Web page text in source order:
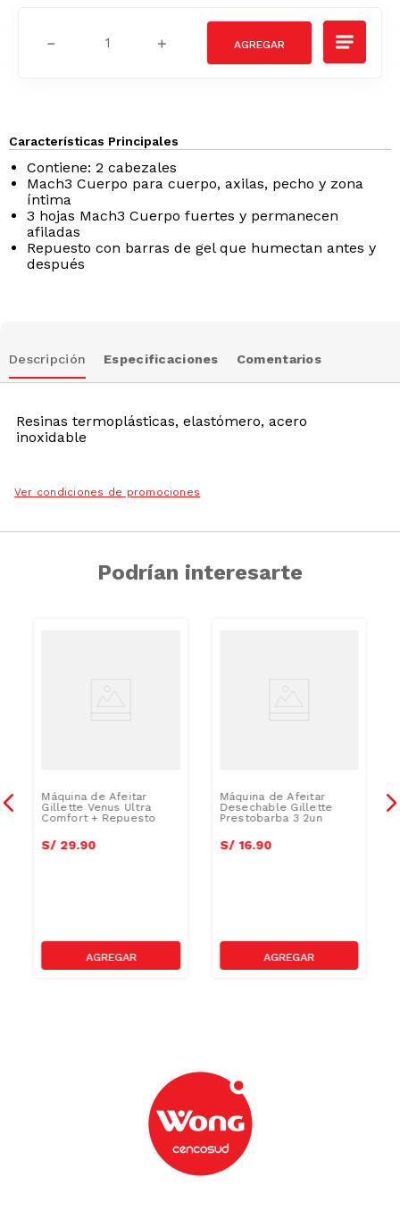
＋
－
Características Principales
Contiene: 2 cabezales
Mach3 Cuerpo para cuerpo, axilas, pecho y zona
íntima
3 hojas Mach3 Cuerpo fuertes y permanecen
afiladas
Repuesto con barras de gel que humectan antes y
después
Descripción Especificaciones Comentarios
Resinas termoplásticas, elastómero, acero
inoxidable
Ver condiciones de promociones
Podrían interesarte
Máquina de Afeitar
Gillette Venus Ultra
Comfort + Repuesto
S/ 29.90
Máquina de Afeitar
Desechable Gillette
Prestobarba 3 2un
S/ 16.90